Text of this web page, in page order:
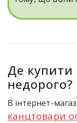
Де купити
недорого?
В інтернет-
канцтовари